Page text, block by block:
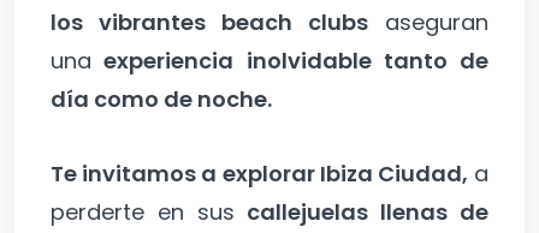
los vibrantes beach clubs aseguran
una experiencia inolvidable tanto de
día como de noche.
Te invitamos a explorar Ibiza Ciudad, a
perderte en sus callejuelas llenas de